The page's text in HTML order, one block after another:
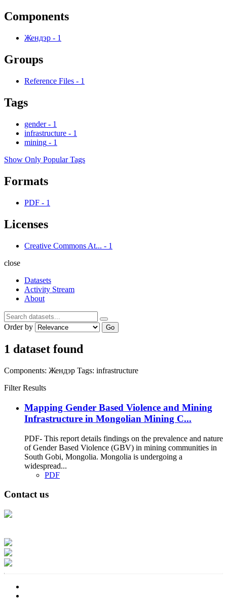
Components
Жендэр - 1
Groups
Reference Files - 1
Tags
gender - 1
infrastructure - 1
mining - 1
Show Only Popular Tags
Formats
PDF - 1
Licenses
Creative Commons At... - 1
close
Datasets
Activity Stream
About
Order by Go
1 dataset found
Components: Жендэр Tags: infrastructure
Filter Results
Mapping Gender Based Violence and Mining
Infrastructure in Mongolian Mining C...
PDF- This report details findings on the prevalence and nature
of Gender Based Violence (GBV) in mining communities in
South Gobi, Mongolia. Mongolia is undergoing a
widespread...
PDF
Contact us